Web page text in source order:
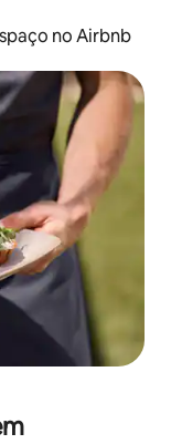
no Airbnb